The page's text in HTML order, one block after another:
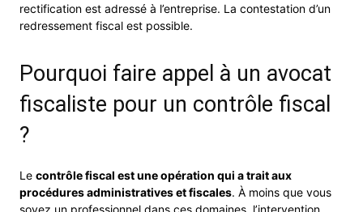
rectification est adressé à l’entreprise. La contestation d’un
redressement fiscal est possible.
Pourquoi faire appel à un avocat
fiscaliste pour un contrôle fiscal
?
Le contrôle fiscal est une opération qui a trait aux
procédures administratives et fiscales. À moins que vous